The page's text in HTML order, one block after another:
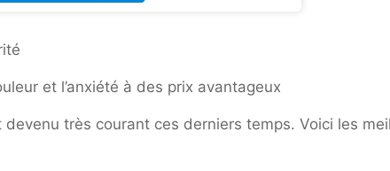
et l’anxiété à des prix avantageux
devenu très courant ces derniers temps. Voici les